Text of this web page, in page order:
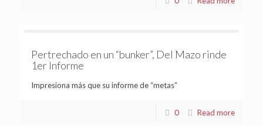
Pertrechado en un “bunker”, Del Mazo rinde
1er Informe
Impresiona más que su informe de “metas”
0 Read more